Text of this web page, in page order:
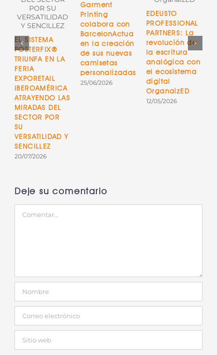
EL SISTEMA
POSTERFIX®
TRIUNFA EN LA
FERIA
EXPORETAIL
IBEROAMÉRICA
ATRAYENDO LAS
MIRADAS DEL
SECTOR POR
SU
VERSATILIDAD Y
SENCILLEZ
20/07/2026
Garment
Printing
colabora con
BarcelonActua
en la creación
de sus nuevas
camisetas
personalizadas
25/06/2026
EDEUSTO
PROFESSIONAL
PARTNERS: La
revolución de
la escritura
analógica con
el ecosistema
digital
OrganaizED
12/05/2026
Deje su comentario
Comentar